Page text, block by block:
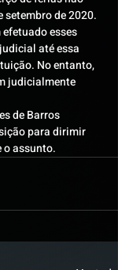
setembro de 2020.
esses
até essa
No entanto,
judicialmente
de Barros
para dirimir
o assunto.